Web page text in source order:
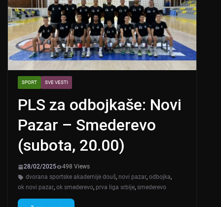
SPORT SVE VESTI
PLS za odbojkaše: Novi
Pazar – Smederevo
(subota, 20.00)
28/02/2025
498 Views
dvorana sportske akademije douš, novi pazar, odbojka,
ok novi pazar, ok smederevo, prva liga srbije, smederevo